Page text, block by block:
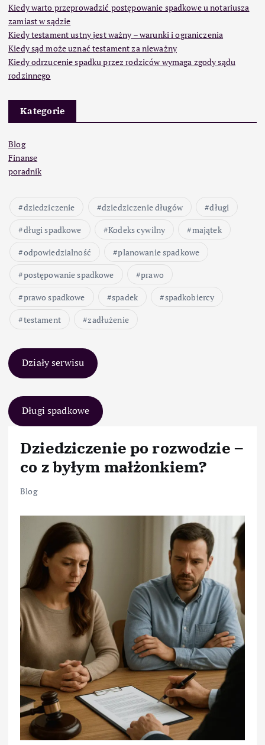
Kiedy warto przeprowadzić postępowanie spadkowe u notariusza
zamiast w sądzie
Kiedy testament ustny jest ważny – warunki i ograniczenia
Kiedy sąd może uznać testament za nieważny
Kiedy odrzucenie spadku przez rodziców wymaga zgody sądu
rodzinnego
Kategorie
Blog
Finanse
poradnik
dziedziczenie dziedziczenie długów
długi
długi spadkowe
Kodeks cywilny
majątek
odpowiedzialność
planowanie spadkowe
postępowanie spadkowe
prawo
prawo spadkowe
spadek
spadkobiercy
testament
zadłużenie
Działy serwisu
Długi spadkowe
Dziedziczenie po rozwodzie –
co z byłym małżonkiem?
Blog